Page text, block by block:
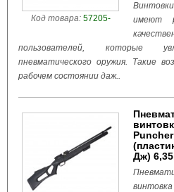
Код товара:57205-
имеют
пользователей, которые
пневматического оружия. Такие
рабочем состоянии даж..
Дж)